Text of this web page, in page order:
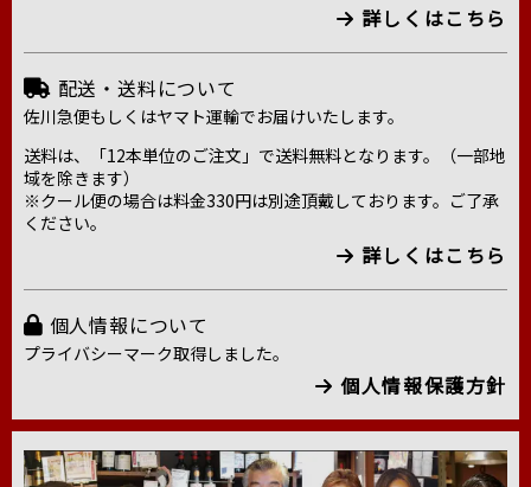
詳しくはこちら
配送・送料について
佐川急便もしくはヤマト運輸でお届けいたします。
送料は、「12本単位のご注文」で送料無料となります。（一部地
域を除きます）
※クール便の場合は料金330円は別途頂戴しております。ご了承
ください。
詳しくはこちら
個人情報について
プライバシーマーク取得しました。
個人情報保護方針